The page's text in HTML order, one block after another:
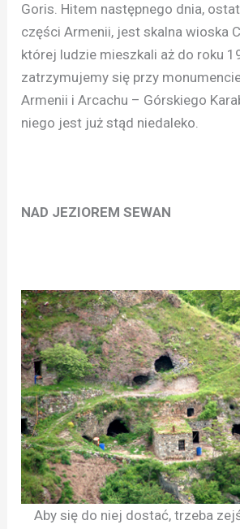
Goris. Hitem następnego dnia,
części Armenii, jest skalna wioska
której ludzie mieszkali aż do roku
zatrzymujemy się przy
Armenii i Arcachu – Górskiego
niego jest już stąd niedaleko.
NAD JEZIOREM SEWAN
Aby się do niej dostać, trzeba